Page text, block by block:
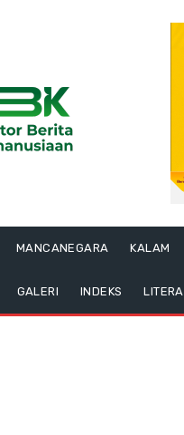
MANCANEGARA KALAM
GALERI INDEKS LITERA